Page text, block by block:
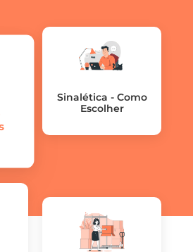
Sinalética - Como
Escolher